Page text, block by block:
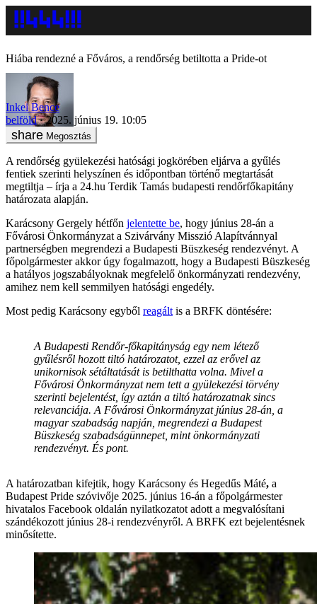
Hiába rendezné a Főváros, a rendőrség betiltotta a Pride-ot
Inkei Bence
belföld
2025. június 19. 10:05
Megosztás
A rendőrség gyülekezési hatósági jogkörében eljárva a gyűlés
fentiek szerinti helyszínen és időpontban történő megtartását
megtiltja – írja a 24.hu Terdik Tamás budapesti rendőrfőkapitány
határozata alapján.
Karácsony Gergely hétfőn jelentette be, hogy június 28-án a
Fővárosi Önkormányzat a Szivárvány Misszió Alapítvánnyal
partnerségben megrendezi a Budapesti Büszkeség rendezvényt. A
főpolgármester akkor úgy fogalmazott, hogy a Budapesti Büszkeség
a hatályos jogszabályoknak megfelelő önkormányzati rendezvény,
amihez nem kell semmilyen hatósági engedély.
Most pedig Karácsony egyből reagált is a BRFK döntésére:
A Budapesti Rendőr-főkapitányság egy nem létező
gyűlésről hozott tiltó határozatot, ezzel az erővel az
unikornisok sétáltatását is betilthatta volna. Mivel a
Fővárosi Önkormányzat nem tett a gyülekezési törvény
szerinti bejelentést, így aztán a tiltó határozatnak sincs
relevanciája. A Fővárosi Önkormányzat június 28-án, a
magyar szabadság napján, megrendezi a Budapest
Büszkeség szabadságünnepet, mint önkormányzati
rendezvényt. És pont.
A határozatban kifejtik, hogy Karácsony és Hegedűs Máté, a
Budapest Pride szóvivője 2025. június 16-án a főpolgármester
hivatalos Facebook oldalán nyilatkozatot adott a megvalósítani
szándékozott június 28-i rendezvényről. A BRFK ezt bejelentésnek
minősítette.